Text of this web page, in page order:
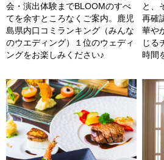
会・演出体験までBLOOMのすべ
てを余すところなくご案内。鹿児
島県内口コミランキング（みんな
のウエディング）１位のウェディ
ングをお楽しみください♪
と、
再確
華や
じる
時間